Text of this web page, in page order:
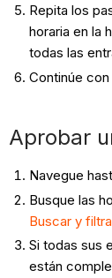
Repita los
horaria en la
todas las
Continúe con
Aprobar
Navegue
Busque las
Buscar y
Si todas sus
están